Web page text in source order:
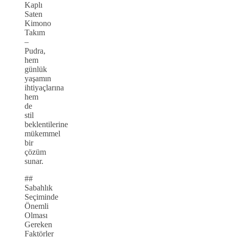
Kaplı
Saten
Kimono
Takım
–
Pudra,
hem
günlük
yaşamın
ihtiyaçlarına
hem
de
stil
beklentilerine
mükemmel
bir
çözüm
sunar.
##
Sabahlık
Seçiminde
Önemli
Olması
Gereken
Faktörler